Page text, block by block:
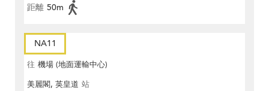
距離 50m
NA11
往 機場 (地面運輸中心)
美麗閣, 英皇道 站